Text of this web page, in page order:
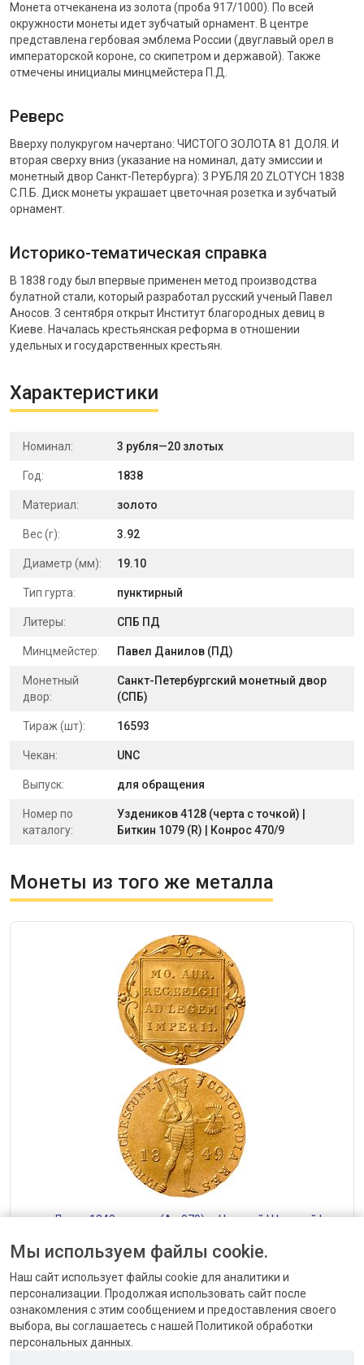
Монета отчеканена из золота (проба 917/1000). По всей
окружности монеты идет зубчатый орнамент. В центре
представлена гербовая эмблема России (двуглавый орел в
императорской короне, со скипетром и державой). Также
отмечены инициалы минцмейстера П.Д.
Реверс
Вверху полукругом начертано: ЧИСТОГО ЗОЛОТА 81 ДОЛЯ. И
вторая сверху вниз (указание на номинал, дату эмиссии и
монетный двор Санкт-Петербурга): 3 РУБЛЯ 20 ZLOTYCH 1838
С.П.Б. Диск монеты украшает цветочная розетка и зубчатый
орнамент.
Историко-тематическая справка
В 1838 году был впервые применен метод производства
булатной стали, который разработал русский ученый Павел
Аносов. 3 сентября открыт Институт благородных девиц в
Киеве. Началась крестьянская реформа в отношении
удельных и государственных крестьян.
Характеристики
Номинал: 3 рубля—20 злотых
Год: 1838
Материал: золото
Вес (г): 3.92
Диаметр (мм): 19.10
Тип гурта: пунктирный
Литеры: СПБ ПД
Минцмейстер: Павел Данилов (ПД)
Монетный
двор:
Санкт-Петербургский монетный двор
(СПБ)
Тираж (шт): 16593
Чекан: UNC
Выпуск: для обращения
Номер по
каталогу:
Уздеников 4128 (черта с точкой) |
Биткин 1079 (R) | Конрос 470/9
Монеты из того же металла
— Дукат 1849, золото (Au 979) — Николай I Николай I
от 17280 до 33600 ₽
Мы используем файлы cookie.
Наш сайт использует файлы cookie для аналитики и
персонализации. Продолжая использовать сайт после
ознакомления с этим сообщением и предоставления своего
выбора, вы соглашаетесь с нашей Политикой обработки
персональных данных.